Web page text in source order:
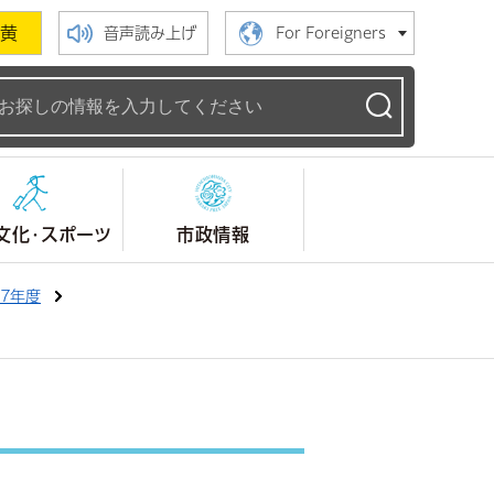
黄 音声読み上げ For Foreigners
ページ
化・スポーツ 市政情報
年度